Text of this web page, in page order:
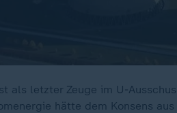
als letzter Zeuge im U-
hätte dem Konsens